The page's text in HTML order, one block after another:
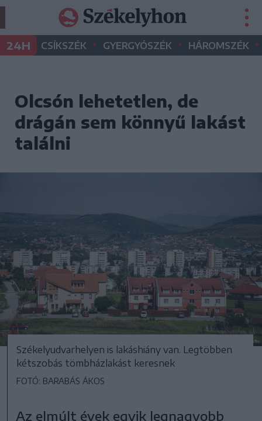
24H CSÍKSZÉK • GYERGYÓSZÉK • HÁROMSZÉK •
Olcsón lehetetlen, de
drágán sem könnyű lakást
találni
Székelyudvarhelyen is lakáshiány van. Legtöbben
kétszobás tömbházlakást keresnek
FOTÓ: BARABÁS ÁKOS
Az elmúlt évek egyik legnagyobb